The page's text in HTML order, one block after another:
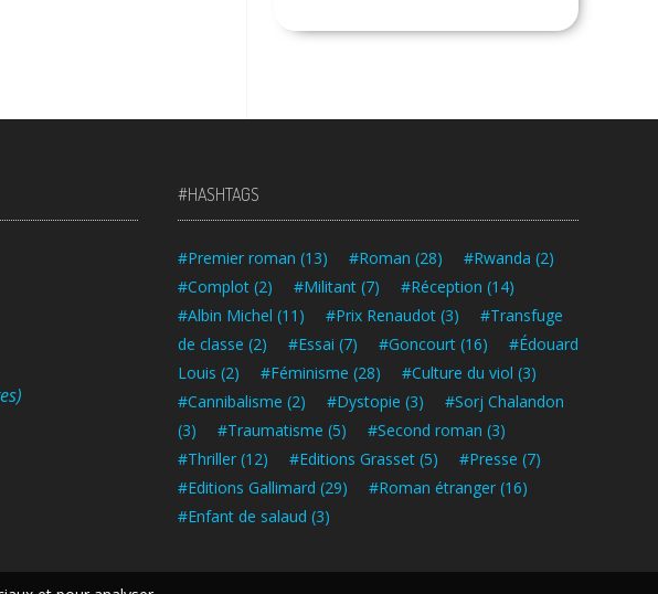
#HASHTAGS
#Premier roman (13) #Roman (28) #Rwanda (2)
#Complot (2) #Militant (7) #Réception (14)
#Albin Michel (11) #Prix Renaudot (3)
#Transfuge
de classe (2) #Essai (7) #Goncourt (16)
#Édouard
Louis (2) #Féminisme (28) #Culture du viol (3)
#Cannibalisme (2) #Dystopie (3)
#Sorj Chalandon
(3)
#Traumatisme (5) #Second roman (3)
#Thriller (12) #Editions Grasset (5) #Presse (7)
#Editions Gallimard (29) #Roman étranger (16)
#Enfant de salaud (3)